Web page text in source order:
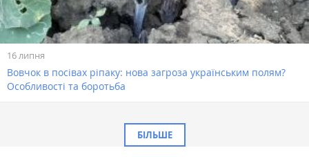
16 липня
Вовчок в посівах ріпаку: нова загроза українським полям?
Особливості та боротьба
БІЛЬШЕ